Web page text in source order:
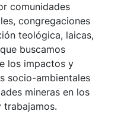
comunidades
congregaciones
teológica, laicas,
buscamos
los impactos y
socio-ambientales
mineras en los